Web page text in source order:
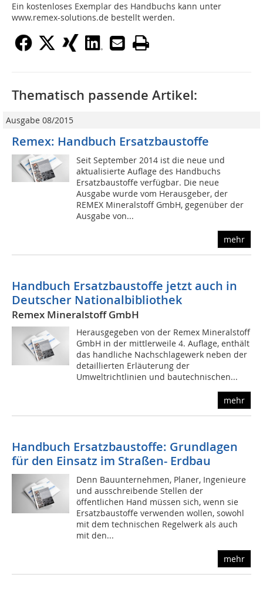
Ein kostenloses Exemplar des Handbuchs kann unter
www.remex-solutions.de bestellt werden.
Thematisch passende Artikel:
Ausgabe 08/2015
Remex: Handbuch Ersatzbaustoffe
Seit September 2014 ist die neue und
aktualisierte Auflage des Handbuchs
Ersatzbaustoffe verfügbar. Die neue
Ausgabe wurde vom Herausgeber, der
REMEX Mineralstoff GmbH, gegenüber der
Ausgabe von...
mehr
Handbuch Ersatzbaustoffe jetzt auch in
Deutscher Nationalbibliothek
Remex Mineralstoff GmbH
Herausgegeben von der Remex Mineralstoff
GmbH in der mittlerweile 4. Auflage, enthält
das handliche Nachschlagewerk neben der
detaillierten Erläuterung der
Umweltrichtlinien und bautechnischen...
mehr
Handbuch Ersatzbaustoffe: Grundlagen
für den Einsatz im Straßen- Erdbau
Denn Bauunternehmen, Planer, Ingenieure
und ausschreibende Stellen der
öffentlichen Hand müssen sich, wenn sie
Ersatzbaustoffe verwenden wollen, sowohl
mit dem technischen Regelwerk als auch
mit den...
mehr